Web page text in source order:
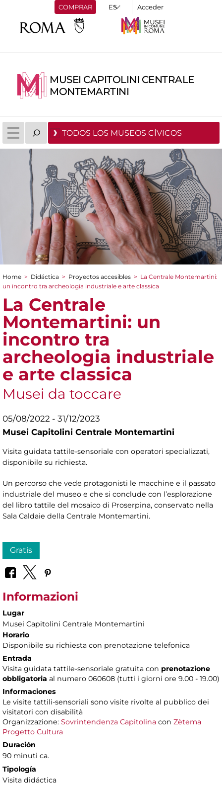
COMPRAR Acceder
MUSEI CAPITOLINI CENTRALE
MONTEMARTINI
TODOS LOS MUSEOS CÍVICOS
You are here
Home > Didáctica > Proyectos accesibles > La Centrale Montemartini:
un incontro tra archeologia industriale e arte classica
La Centrale
Montemartini: un
incontro tra
archeologia industriale
e arte classica
Musei da toccare
05/08/2022 - 31/12/2023
Musei Capitolini Centrale Montemartini
Visita guidata tattile-sensoriale con operatori specializzati,
disponibile su richiesta.
Un percorso che vede protagonisti le macchine e il passato
industriale del museo e che si conclude con l’esplorazione
del libro tattile del mosaico di Proserpina, conservato nella
Sala Caldaie della Centrale Montemartini.
Gratis
Informazioni
Lugar
Musei Capitolini Centrale Montemartini
Horario
Disponibile su richiesta con prenotazione telefonica
Entrada
Visita guidata tattile-sensoriale gratuita con prenotazione
obbligatoria al numero 060608 (tutti i giorni ore 9.00 - 19.00)
Informaciones
Le visite tattili-sensoriali sono visite rivolte al pubblico dei
visitatori con disabilità
Organizzazione: Sovrintendenza Capitolina con Zètema
Progetto Cultura
Duración
90 minuti ca.
Tipología
Visita didáctica